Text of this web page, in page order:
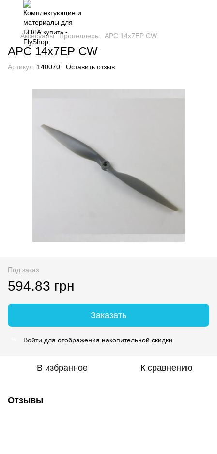
Аксесуары Пропеллеры APC 14x7EP CW
APC 14x7EP CW
Артикул: 140070 Оставить отзыв
Под заказ
594.83 грн
Заказать
Войти для отображения накопительной скидки
В избранное К сравнению
Отзывы